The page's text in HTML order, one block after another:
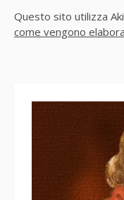
Questo sito utilizza
come vengono